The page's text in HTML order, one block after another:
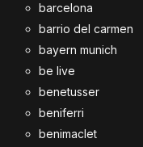
barcelona
barrio del carmen
bayern munich
be live
benetusser
beniferri
benimaclet